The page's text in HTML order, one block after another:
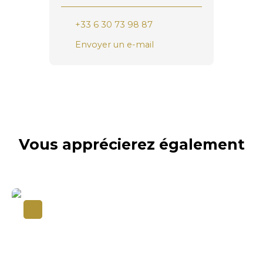
+33 6 30 73 98 87
Envoyer un e-mail
Vous apprécierez également